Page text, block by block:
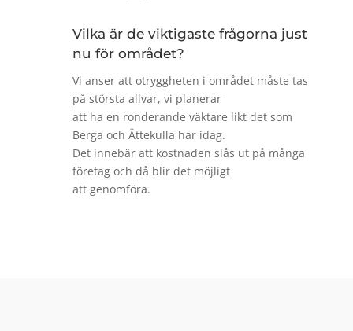
Vilka är de viktigaste frågorna just
nu för området?
Vi anser att otryggheten i området måste tas
på största allvar, vi planerar
att ha en ronderande väktare likt det som
Berga och Ättekulla har idag.
Det innebär att kostnaden slås ut på många
företag och då blir det möjligt
att genomföra.